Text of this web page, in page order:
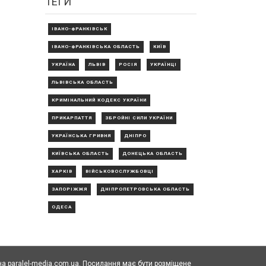
ІВАНО-ФРАНКІВСЬК
ІВАНО-ФРАНКІВСЬКА ОБЛАСТЬ КИЇВ
УКРАЇНА ЛЬВІВ РОСІЯ УКРАЇНЦІ
ЛЬВІВСЬКА ОБЛАСТЬ
КРИМІНАЛЬНИЙ КОДЕКС УКРАЇНИ
ПРИКАРПАТТЯ ЗБРОЙНІ СИЛИ УКРАЇНИ
УКРАЇНСЬКА ГРИВНЯ ДНІПРО
КИЇВСЬКА ОБЛАСТЬ ДОНЕЦЬКА ОБЛАСТЬ
ХАРКІВ ВІЙСЬКОВОСЛУЖБОВЦІ
ЗАПОРІЖЖЯ ДНІПРОПЕТРОВСЬКА ОБЛАСТЬ
ОДЕСА
paralel-media.com.ua. Посилання має бути розміщене